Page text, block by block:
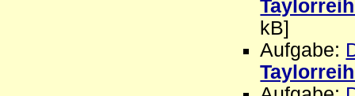
kB]
Aufgabe: